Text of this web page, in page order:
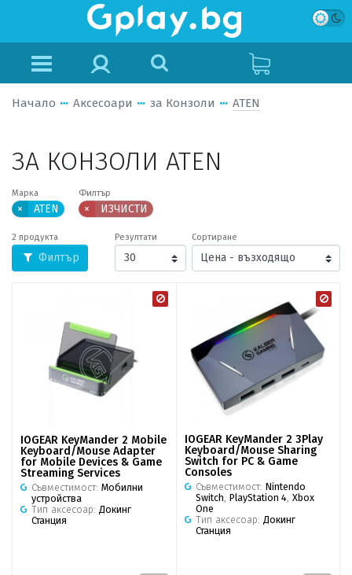
Начало Аксесоари за Конзоли ATEN
ЗА КОНЗОЛИ ATEN
Марка
× ATEN
Филтър
× ИЗЧИСТИ
2 продукта
Филтър
Резултати Сортиране
IOGEAR KeyMander 2 Mobile
Keyboard/Mouse Adapter
for Mobile Devices & Game
Streaming Services
Съвместимост: Мобилни
устройства
Тип аксесоар: Докинг
Станция
IOGEAR KeyMander 2 3Play
Keyboard/Mouse Sharing
Switch for PC & Game
Consoles
Съвместимост: Nintendo
Switch PlayStation 4 Xbox
One
Тип аксесоар: Докинг
Станция